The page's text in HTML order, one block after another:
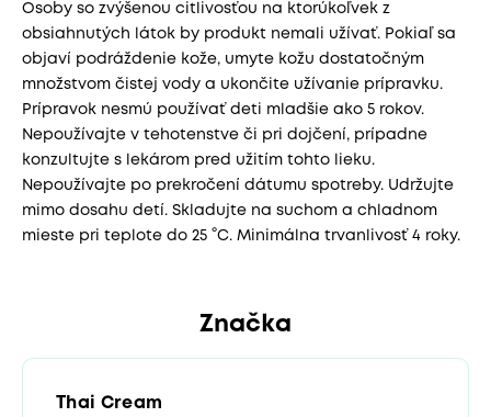
Osoby so zvýšenou citlivosťou na ktorúkoľvek z
obsiahnutých látok by produkt nemali užívať. Pokiaľ sa
objaví podráždenie kože, umyte kožu dostatočným
množstvom čistej vody a ukončite užívanie prípravku.
Prípravok nesmú používať deti mladšie ako 5 rokov.
Nepoužívajte v tehotenstve či pri dojčení, prípadne
konzultujte s lekárom pred užitím tohto lieku.
Nepoužívajte po prekročení dátumu spotreby. Udržujte
mimo dosahu detí. Skladujte na suchom a chladnom
mieste pri teplote do 25 °C. Minimálna trvanlivosť 4 roky.
Značka
Thai Cream